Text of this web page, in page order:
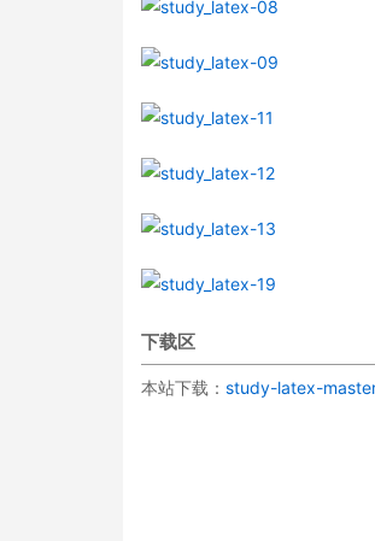
下载区
本站下载： study-latex-